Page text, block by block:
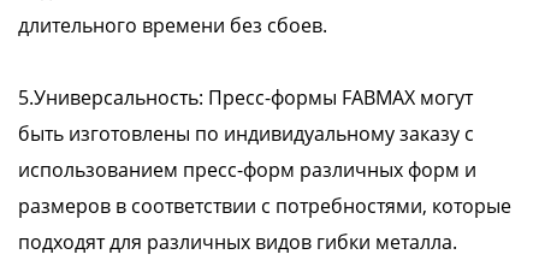
длительного времени без сбоев.
5.Универсальность: Пресс-формы FABMAX могут
быть изготовлены по индивидуальному заказу с
использованием пресс-форм различных форм и
размеров в соответствии с потребностями, которые
подходят для различных видов гибки металла.